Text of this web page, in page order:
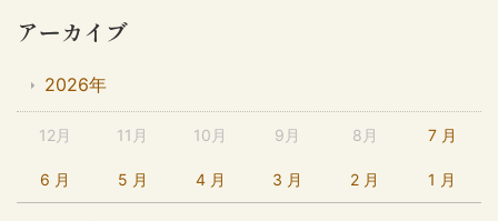
アーカイブ
2026年
12月 11月 10月 9月 8月 7 月
6 月 5 月 4 月 3 月 2 月 1 月